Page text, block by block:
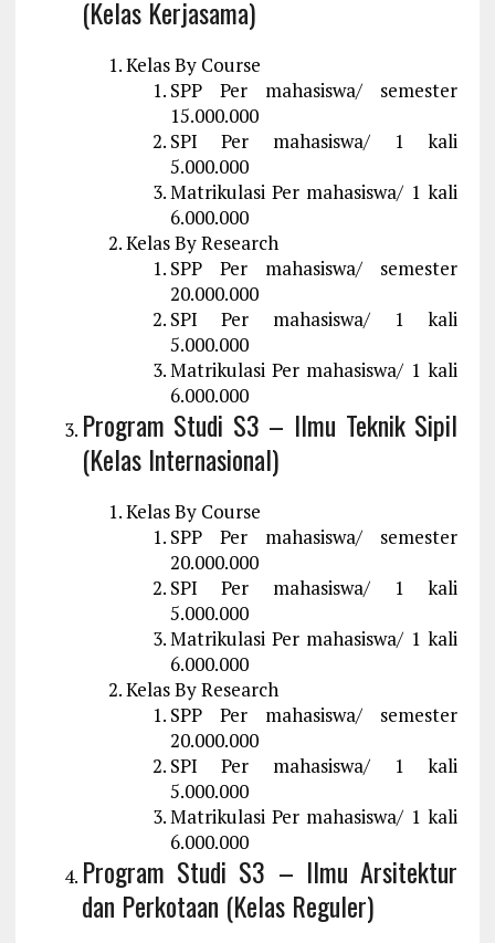
(Kelas Kerjasama)
Kelas By Course
SPP Per mahasiswa/ semester
15.000.000
SPI Per mahasiswa/ 1 kali
5.000.000
Matrikulasi Per mahasiswa/ 1 kali
6.000.000
Kelas By Research
SPP Per mahasiswa/ semester
20.000.000
SPI Per mahasiswa/ 1 kali
5.000.000
Matrikulasi Per mahasiswa/ 1 kali
6.000.000
Program Studi S3 – Ilmu Teknik Sipil
(Kelas Internasional)
Kelas By Course
SPP Per mahasiswa/ semester
20.000.000
SPI Per mahasiswa/ 1 kali
5.000.000
Matrikulasi Per mahasiswa/ 1 kali
6.000.000
Kelas By Research
SPP Per mahasiswa/ semester
20.000.000
SPI Per mahasiswa/ 1 kali
5.000.000
Matrikulasi Per mahasiswa/ 1 kali
6.000.000
Program Studi S3 – Ilmu Arsitektur
dan Perkotaan (Kelas Reguler)